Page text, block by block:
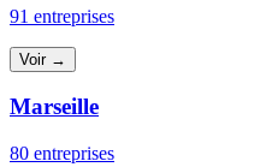
91 entreprises
Voir →
Marseille
80 entreprises